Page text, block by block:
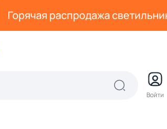
Горячая распродажа
Войти